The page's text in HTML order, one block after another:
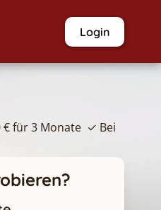
Login
für 3 Monate  ✓ Bei